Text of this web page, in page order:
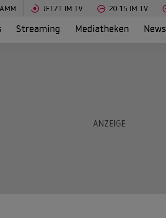
JETZT IM TV 20:15 IM TV
Streaming Mediatheken News